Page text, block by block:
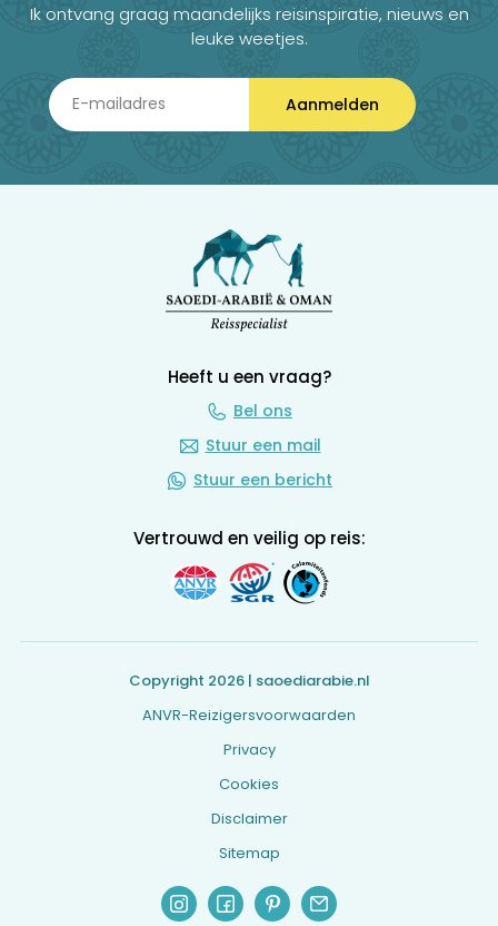
Ik ontvang graag maandelijks reisinspiratie, nieuws en
leuke weetjes.
Aanmelden
Heeft u een vraag?
Bel ons
Stuur een mail
Stuur een bericht
Vertrouwd en veilig op reis:
Copyright 2026 | saoediarabie.nl
ANVR-Reizigersvoorwaarden
Privacy
Cookies
Disclaimer
Sitemap